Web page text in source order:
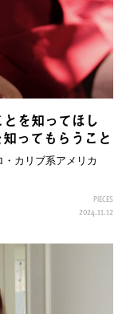
を知ってほし
ってもらうこと
カリブ系アメリカ
PIECES
2024.11.12